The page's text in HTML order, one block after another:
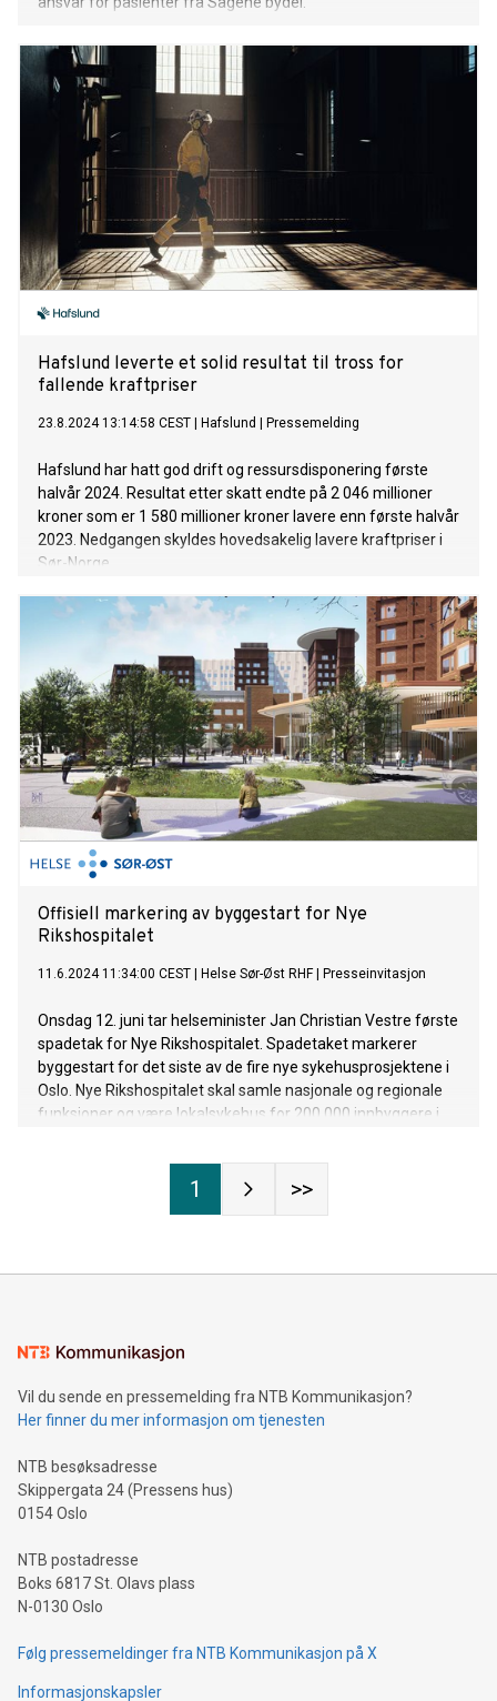
Hafslund leverte et solid resultat til tross for
fallende kraftpriser
23.8.2024 13:14:58 CEST Hafslund Pressemelding
Hafslund har hatt god drift og ressursdisponering første
halvår 2024. Resultat etter skatt endte på 2 046 millioner
kroner som er 1 580 millioner kroner lavere enn første halvår
2023. Nedgangen skyldes hovedsakelig lavere kraftpriser i
Sør-Norge.
Offisiell markering av byggestart for Nye
Rikshospitalet
11.6.2024 11:34:00 CEST Helse Sør-Øst RHF| Presseinvitasjon
Onsdag 12. juni tar helseminister Jan Christian Vestre første
spadetak for Nye Rikshospitalet. Spadetaket markerer
byggestart for det siste av de fire nye sykehusprosjektene i
Oslo. Nye Rikshospitalet skal samle nasjonale og regionale
funksjoner og være lokalsykehus for 200 000 innbyggere i
1 >>
Vil du sende en pressemelding fra NTB Kommunikasjon?
Her finner du mer informasjon om tjenesten
NTB besøksadresse
Skippergata 24 (Pressens hus)
0154 Oslo
NTB postadresse
Boks 6817 St. Olavs plass
N-0130 Oslo
Følg pressemeldinger fra NTB Kommunikasjon på X
Informasjonskapsler